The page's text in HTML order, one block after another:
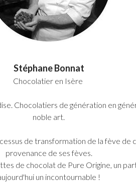
Stéphane Bonnat
Chocolatier en Isère
Chocolatiers de génération en
noble art.
de transformation de la fève de
provenance de ses fèves.
de chocolat de Pure Origine, un
un incontournable !